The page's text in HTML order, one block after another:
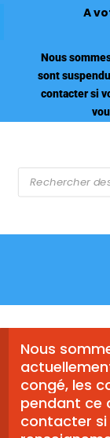
A
Nous
sont
contacter si
Recherche
de
produits
Nous
congé, les
pendant ce
contacter si